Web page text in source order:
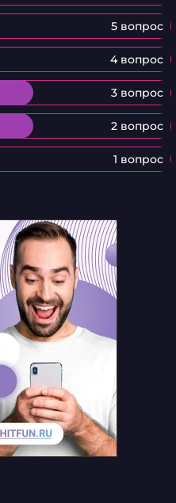
5 вопрос
4 вопрос
3 вопрос
2 вопрос
1 вопрос